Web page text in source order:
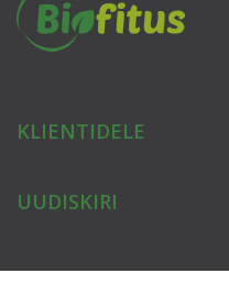
KLIENTIDELE
UUDISKIRI